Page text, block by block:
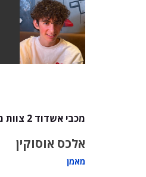
מכבי אשדוד 2 צוות מקצועי
אלכס אוסוקין
מאמן